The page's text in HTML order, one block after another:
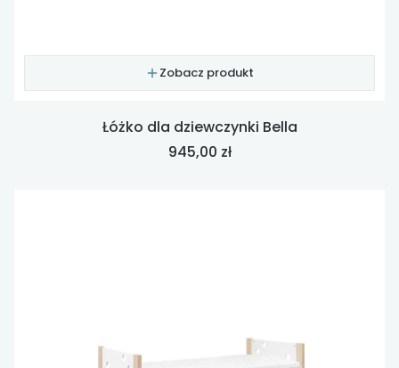
Zobacz produkt
Łóżko dla dziewczynki Bella
Cena
945,00 zł